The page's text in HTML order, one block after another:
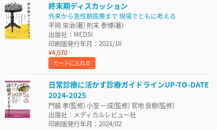
終末期ディスカッション
外来から急性期医療まで 現場でともに考える
平岡 栄治(著) 則末 泰博(著)
出版社：MEDSI
印刷版発行年月：2021/10
¥4,070
カートに入れる
日常診療に活かす診療ガイドラインUP-TO-DATE
2024-2025
門脇 孝(監修) 小室 一成(監修) 宮地 良樹(監修)
出版社：メディカルレビュー社
印刷版発行年月：2024/02